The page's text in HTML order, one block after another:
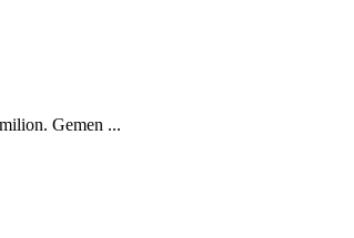
Gemen ...